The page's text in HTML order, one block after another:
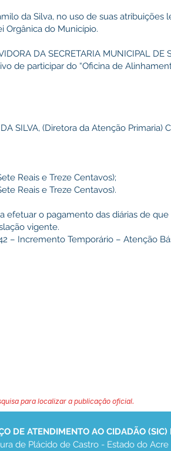
da Silva, no uso de suas atribuições
Orgânica do Município.
DA SECRETARIA MUNICIPAL DE
de participar do “Oficina de
SILVA, (Diretora da Atenção Primaria)
Reais e Treze Centavos);
Reais e Treze Centavos).
efetuar o pagamento das diárias de que
vigente.
– Incremento Temporário – Atenção
para localizar a publicação oficial.
DE ATENDIMENTO AO CIDADÃO (SIC)
de Plácido de Castro - Estado do Acre